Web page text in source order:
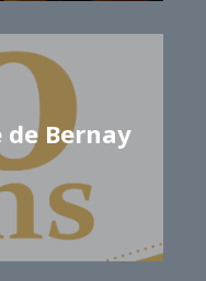
de Bernay
Magali PEPIN